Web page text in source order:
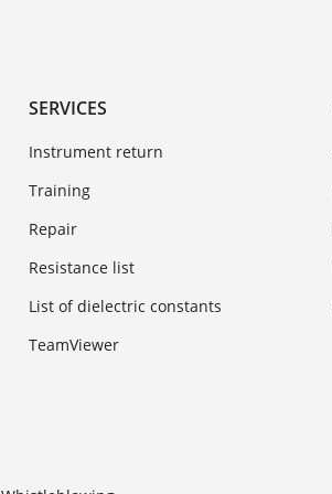
SERVICES
Instrument return
Training
Repair
Resistance list
List of dielectric constants
TeamViewer